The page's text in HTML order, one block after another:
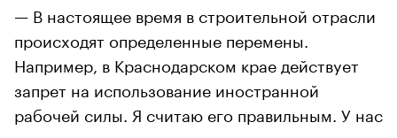
— В настоящее время в строительной отрасли
происходят определенные перемены.
Например, в Краснодарском крае действует
запрет на использование иностранной
рабочей силы. Я считаю его правильным. У нас